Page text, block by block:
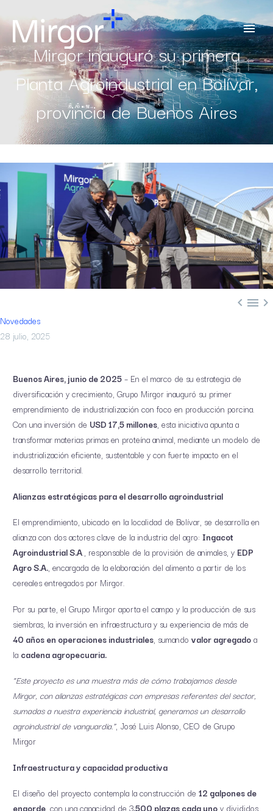
Mirgor inauguró su primera
Planta Agroindustrial en Bolívar,
provincia de Buenos Aires
  
Novedades
28 julio, 2025
Buenos Aires, junio de 2025– En el marco de su estrategia de
diversificación y crecimiento, Grupo Mirgor inauguró su primer
emprendimiento de industrialización con foco en producción porcina.
Con una inversión de USD 17,5 millones, esta iniciativa apunta a
transformar materias primas en proteína animal, mediante un modelo de
industrialización eficiente, sustentable y con fuerte impacto en el
desarrollo territorial.
Alianzas estratégicas para el desarrollo agroindustrial
El emprendimiento, ubicado en la localidad de Bolívar, se desarrolla en
alianza con dos actores clave de la industria del agro: Ingacot
Agroindustrial S.A., responsable de la provisión de animales, y EDP
Agro S.A., encargada de la elaboración del alimento a partir de los
cereales entregados por Mirgor.
Por su parte, el Grupo Mirgor aporta el campo y la producción de sus
siembras, la inversión en infraestructura y su experiencia de más de
40 años en operaciones industriales, sumando valor agregadoa
la cadena agropecuaria.
“Este proyecto es una muestra más de cómo trabajamos desde
Mirgor, con alianzas estratégicas con empresas referentes del sector,
sumadas a nuestra experiencia industrial, generamos un desarrollo
agroindustrial de vanguardia.”, José Luis Alonso, CEO de Grupo
Mirgor
Infraestructura y capacidad productiva
El diseño del proyecto contempla la construcción de 12 galpones de
engorde, con una capacidad de 3.500 plazas cada unoy divididos